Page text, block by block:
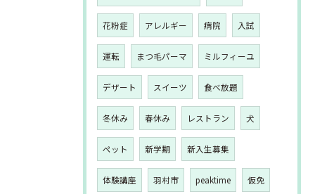
花粉症 アレルギー 病院 入試
運転 まつ毛パーマ ミルフィーユ
デザート スイーツ 食べ放題
冬休み 春休み レストラン 犬
ペット 新学期 新入生募集
体験講座 羽村市 peaktime 仮免